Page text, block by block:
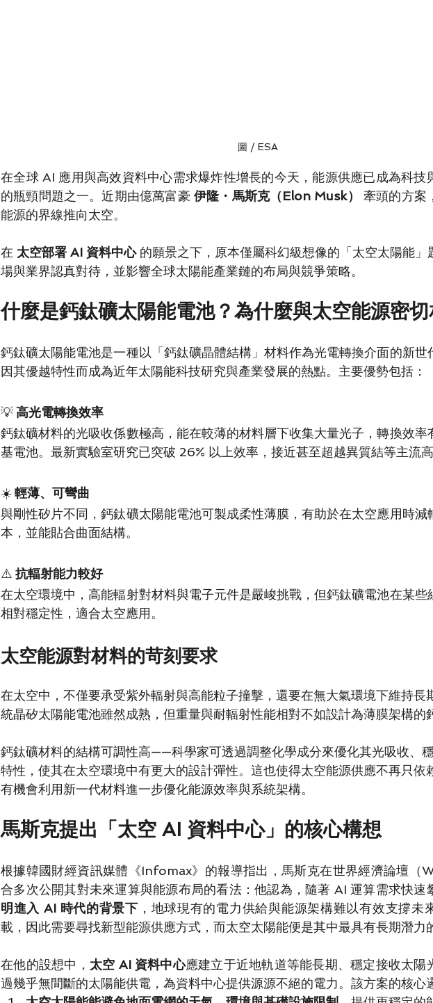
圖 / ESA
在全球 AI 應用與高效資料中心需求爆炸性增長的今天，能源供應已成為科技
的瓶頸問題之一。近期由億萬富豪 伊隆・馬斯克（Elon Musk）
牽頭的方案
能源的界線推向太空。
在 太空部署 AI 資料中心 的願景之下，原本僅屬科幻級想像的「太空太陽能」
場與業界認真對待，並影響全球太陽能產業鏈的布局與競爭策略。
什麼是鈣鈦礦太陽能電池？為什麼與太空能源密切
鈣鈦礦太陽能電池是一種以「鈣鈦礦晶體結構」材料作為光電轉換介面的新世
因其優越特性而成為近年太陽能科技研究與產業發展的熱點。主要優勢包括：
💡 高光電轉換效率
鈣鈦礦材料的光吸收係數極高，能在較薄的材料層下收集大量光子，轉換效率
基電池。最新實驗室研究已突破 26% 以上效率，接近甚至超越異質結等主流高
☀️ 輕薄、可彎曲
與剛性矽片不同，鈣鈦礦太陽能電池可製成柔性薄膜，有助於在太空應用時減
本，並能貼合曲面結構。
⚠️ 抗輻射能力較好
在太空環境中，高能輻射對材料與電子元件是嚴峻挑戰，但鈣鈦礦電池在某些
相對穩定性，適合太空應用。
太空能源對材料的苛刻要求
在太空中，不僅要承受紫外輻射與高能粒子撞擊，還要在無大氣環境下維持長
統晶矽太陽能電池雖然成熟，但重量與耐輻射性能相對不如設計為薄膜架構的
鈣鈦礦材料的結構可調性高——科學家可透過調整化學成分來優化其光吸收、
特性，使其在太空環境中有更大的設計彈性。這也使得太空能源供應不再只依
有機會利用新一代材料進一步優化能源效率與系統架構。
馬斯克提出「太空 AI 資料中心」的核心構想
根據韓國財經資訊媒體《Infomax》的報導指出，馬斯克在世界經濟論壇（
合多次公開其對未來運算與能源布局的看法：他認為，隨著 AI 運算需求快速
明進入 AI 時代的背景下 ，地球現有的電力供給與能源架構難以有效支撐未
載，因此需要尋找新型能源供應方式，而太空太陽能便是其中最具有長期潛力
在他的設想中， 太空 AI 資料中心應建立于近地軌道等能長期、穩定接收太陽
過幾乎無間斷的太陽能供電，為資料中心提供源源不絕的電力。該方案的核心